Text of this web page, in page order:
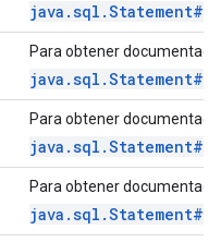
Para obtener
Para obtener
Para obtener